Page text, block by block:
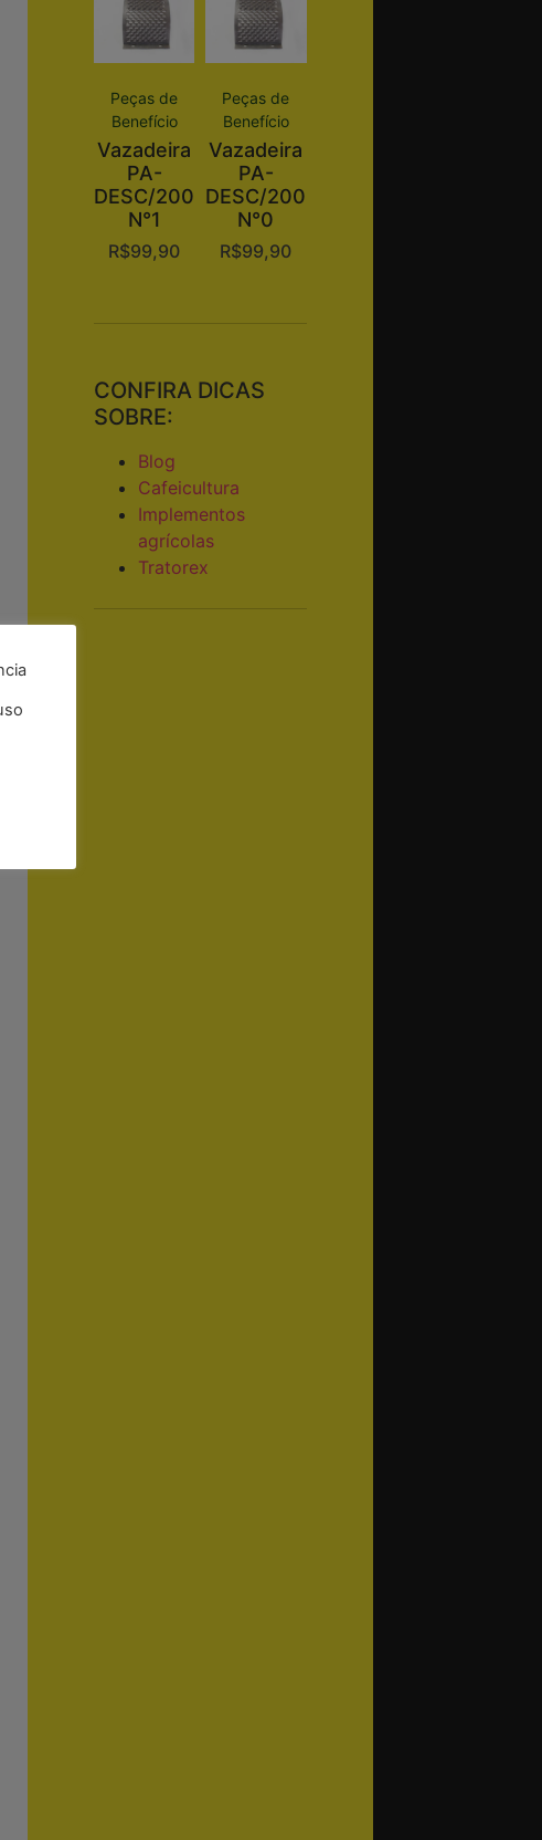
Peças de
Benefício
Vazadeira
PA-
DESC/200
N°1
R$99,90
Peças de
Benefício
Vazadeira
PA-
DESC/200
N°0
R$99,90
CONFIRA DICAS
SOBRE:
Blog
Cafeicultura
Implementos
agrícolas
Tratorex